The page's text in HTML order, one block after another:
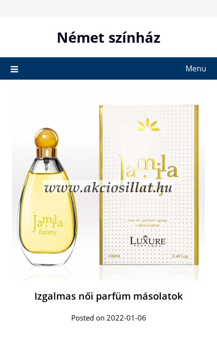
Német színház
Menu
Izgalmas női parfüm másolatok
Posted on 2022-01-06